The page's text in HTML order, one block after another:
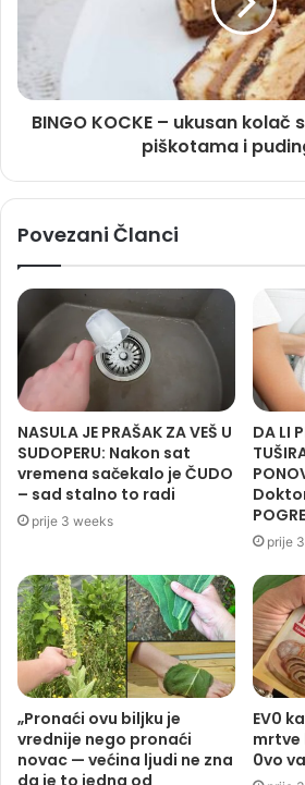
BINGO KOCKE – ukusan
piškotama i
Povezani Članci
NASULA JE PRAŠAK ZA VEŠ U
SUDOPERU: Nakon sat
vremena sačekalo je ČUDO
– sad stalno to radi
prije 3 weeks
DA LI
prije
„Pronaći ovu biljku je
vrednije nego pronaći
novac — većina ljudi ne zna
da je to jedna od
EV0
mrtve
0vo